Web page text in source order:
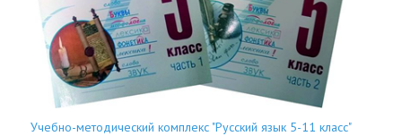
Учебно-методический комплекс "Русский язык 5-11 класс"